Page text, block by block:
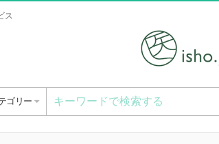
ス
ゴリー